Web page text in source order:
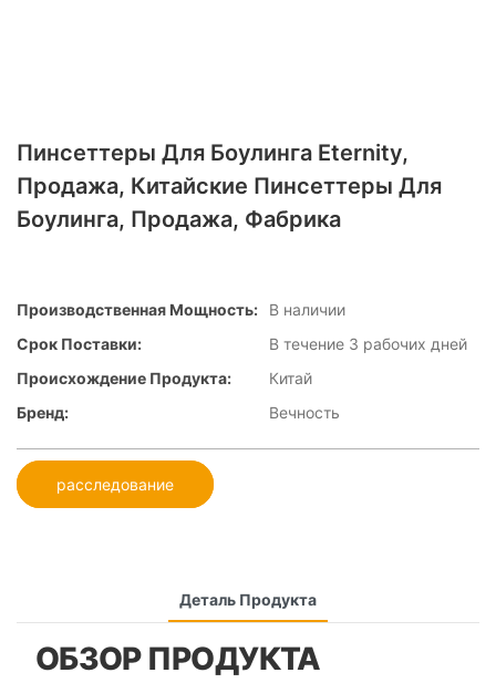
Пинсеттеры Для Боулинга Eternity,
Продажа, Китайские Пинсеттеры Для
Боулинга, Продажа, Фабрика
Производственная Мощность:
В наличии
Срок Поставки:
В течение 3 рабочих дней
Происхождение Продукта:
Китай
Бренд:
Вечность
расследование
Деталь Продукта
ОБЗОР ПРОДУКТА